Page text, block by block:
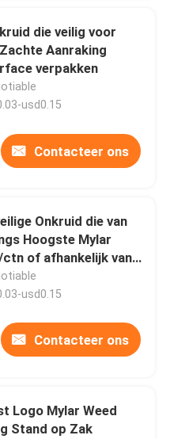
die veilig voor
Aanraking
verpakken
usd0.15
Contacteer ons
Onkruid die van
Hoogste Mylar
of afhankelijk van
verpakken
usd0.15
Contacteer ons
Logo Mylar Weed
Stand op Zak